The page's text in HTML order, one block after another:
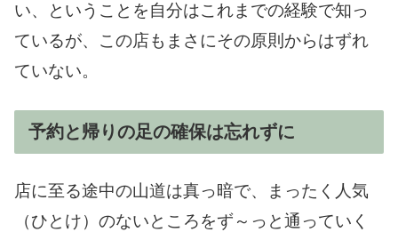
い、ということを自分はこれまでの経験で知っ
ているが、この店もまさにその原則からはずれ
ていない。
予約と帰りの足の確保は忘れずに
店に至る途中の山道は真っ暗で、まったく人気
（ひとけ）のないところをず～っと通っていく